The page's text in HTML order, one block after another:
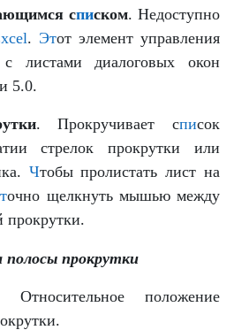
списком. Недоступно
. Этот элемент управления
с листами диалоговых окон
5.0.
. Прокручивает список
стрелок прокрутки или
Чтобы пролистать лист на
очно щелкнуть мышью между
прокрутки.
полосы прокрутки
Относительное положение